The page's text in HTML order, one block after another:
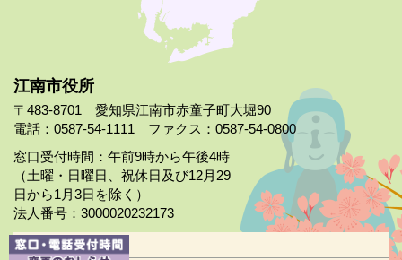
江南市役所
〒483-8701 愛知県江南市赤童子町大堀90
電話：0587-54-1111 ファクス：0587-54-0800
窓口受付時間：午前9時から午後4時
（土曜・日曜日、祝休日及び12月29
日から1月3日を除く）
法人番号：3000020232173
市役所案内